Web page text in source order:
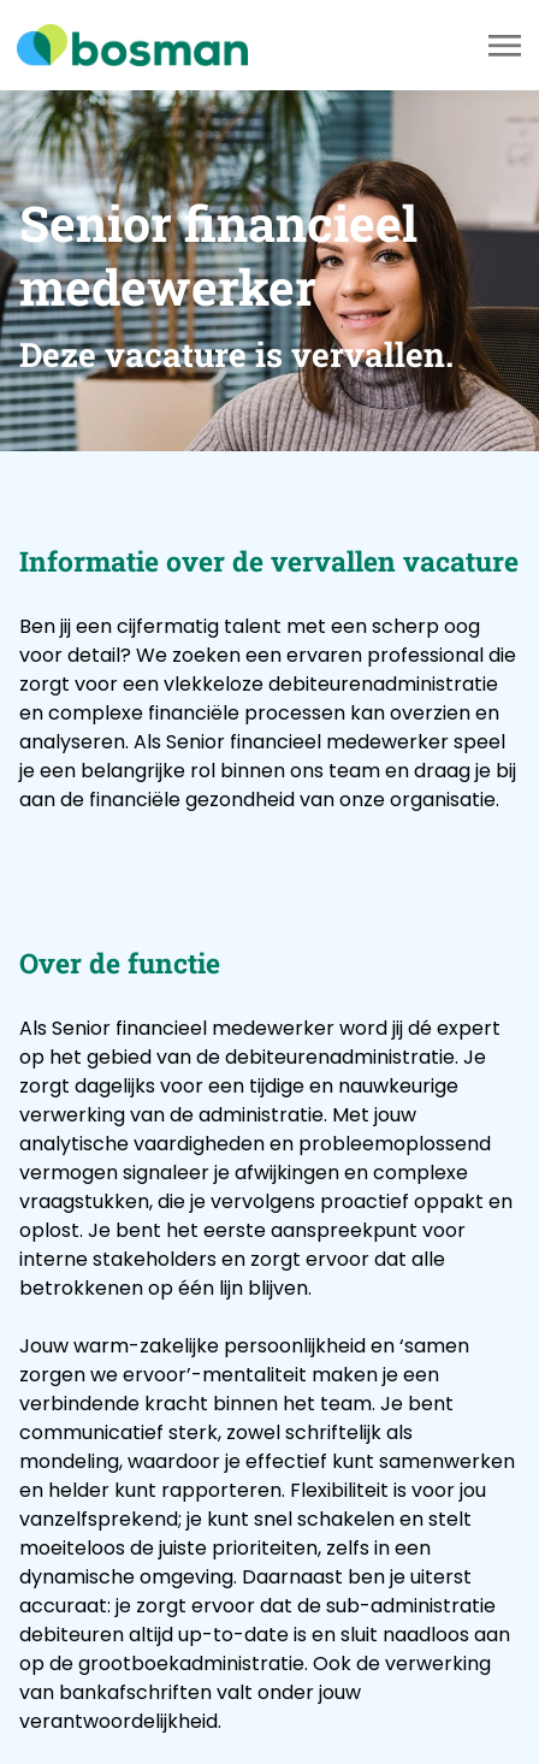
Senior financieel
medewerker
Deze vacature is vervallen.
Informatie over de vervallen vacature
Ben jij een cijfermatig talent met een scherp oog
voor detail? We zoeken een ervaren professional die
zorgt voor een vlekkeloze debiteurenadministratie
en complexe financiële processen kan overzien en
analyseren. Als Senior financieel medewerker speel
je een belangrijke rol binnen ons team en draag je bij
aan de financiële gezondheid van onze organisatie.
Over de functie
Als Senior financieel medewerker word jij dé expert
op het gebied van de debiteurenadministratie. Je
zorgt dagelijks voor een tijdige en nauwkeurige
verwerking van de administratie. Met jouw
analytische vaardigheden en probleemoplossend
vermogen signaleer je afwijkingen en complexe
vraagstukken, die je vervolgens proactief oppakt en
oplost. Je bent het eerste aanspreekpunt voor
interne stakeholders en zorgt ervoor dat alle
betrokkenen op één lijn blijven.
Jouw warm-zakelijke persoonlijkheid en ‘samen
zorgen we ervoor’-mentaliteit maken je een
verbindende kracht binnen het team. Je bent
communicatief sterk, zowel schriftelijk als
mondeling, waardoor je effectief kunt samenwerken
en helder kunt rapporteren. Flexibiliteit is voor jou
vanzelfsprekend; je kunt snel schakelen en stelt
moeiteloos de juiste prioriteiten, zelfs in een
dynamische omgeving. Daarnaast ben je uiterst
accuraat: je zorgt ervoor dat de sub-administratie
debiteuren altijd up-to-date is en sluit naadloos aan
op de grootboekadministratie. Ook de verwerking
van bankafschriften valt onder jouw
verantwoordelijkheid.